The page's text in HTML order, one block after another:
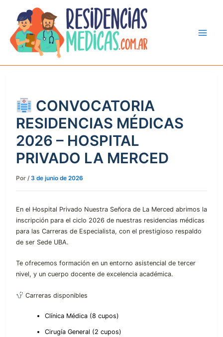
contenido
CONVOCATORIA
RESIDENCIAS MÉDICAS
2026 – HOSPITAL
PRIVADO LA MERCED
Por /3 de junio de 2026
En el Hospital Privado Nuestra Señora de La Merced abrimos la
inscripción para el ciclo 2026 de nuestras residencias médicas
para las Carreras de Especialista, con el prestigioso respaldo
de ser Sede UBA.
Te ofrecemos formación en un entorno asistencial de tercer
nivel, y un cuerpo docente de excelencia académica.
Carreras disponibles
Clínica Médica (8 cupos)
Cirugía General (2 cupos)